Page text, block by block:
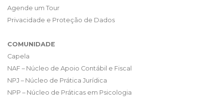
Agende um Tour
Privacidade e Proteção de Dados
COMUNIDADE
Capela
NAF – Núcleo de Apoio Contábil e Fiscal
NPJ – Núcleo de Prática Jurídica
NPP – Núcleo de Práticas em Psicologia